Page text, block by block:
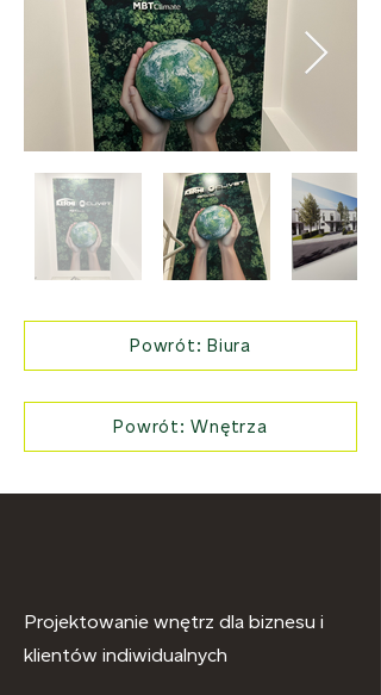
Powrót: Biura
Powrót: Wnętrza
Projektowanie wnętrz dla biznesu i
klientów indiwidualnych